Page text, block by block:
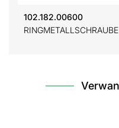
102.182.00600